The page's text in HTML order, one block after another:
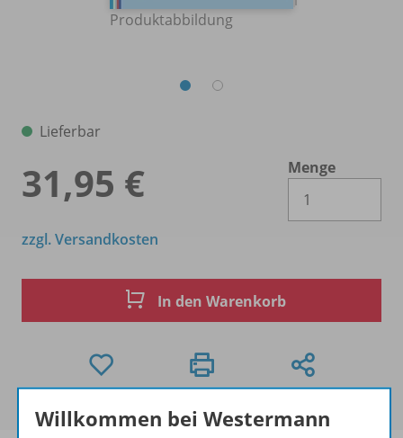
Produktabbildung
Lieferbar
31,95 €
Menge
zzgl. Versandkosten
In den Warenkorb
Willkommen bei Westermann